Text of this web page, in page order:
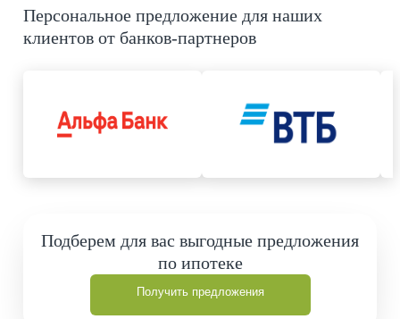
Персональное предложение для наших
клиентов от банков-партнеров
Подберем для вас выгодные предложения
по ипотеке
Получить предложения